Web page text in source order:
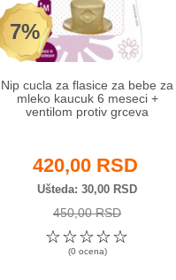
7%
Nip cucla za flasice za bebe za
mleko kaucuk 6 meseci +
ventilom protiv grceva
420,00 RSD
Ušteda 30,00 RSD
450,00 RSD
☆
☆
☆
☆
☆
(0 ocena)